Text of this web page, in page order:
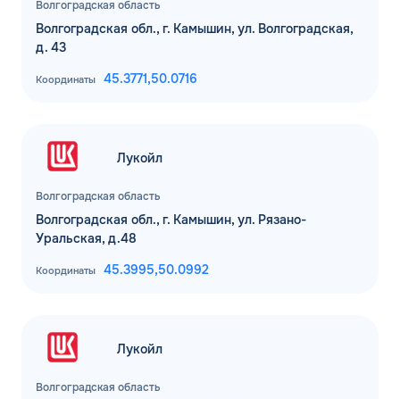
Волгоградская область
Волгоградская обл., г. Камышин, ул. Волгоградская,
д. 43
Координаты 45.3771,50.0716
Волгоградская область
Лукойл
Волгоградская обл., г. Камышин, ул. Рязано-
Уральская, д.48
Координаты 45.3995,50.0992
Волгоградская область
Лукойл